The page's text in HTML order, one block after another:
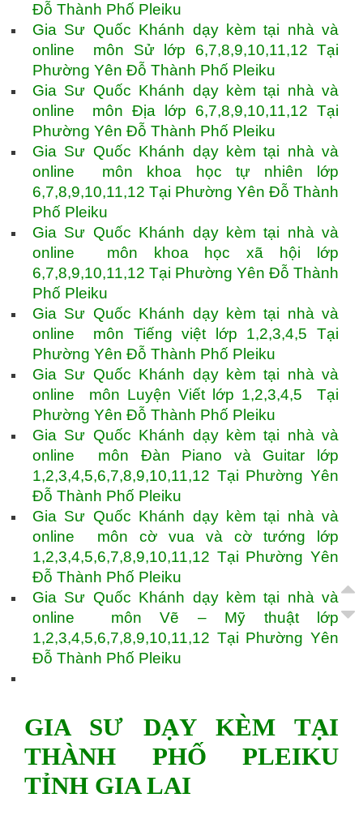
Đỗ Thành Phố Pleiku
Gia Sư Quốc Khánh dạy kèm tại nhà và
online môn Sử lớp 6,7,8,9,10,11,12 Tại
Phường Yên Đỗ Thành Phố Pleiku
Gia Sư Quốc Khánh dạy kèm tại nhà và
online môn Địa lớp 6,7,8,9,10,11,12 Tại
Phường Yên Đỗ Thành Phố Pleiku
Gia Sư Quốc Khánh dạy kèm tại nhà và
online môn khoa học tự nhiên lớp
6,7,8,9,10,11,12 Tại Phường Yên Đỗ Thành
Phố Pleiku
Gia Sư Quốc Khánh dạy kèm tại nhà và
online môn khoa học xã hội lớp
6,7,8,9,10,11,12 Tại Phường Yên Đỗ Thành
Phố Pleiku
Gia Sư Quốc Khánh dạy kèm tại nhà và
online môn Tiếng việt lớp 1,2,3,4,5 Tại
Phường Yên Đỗ Thành Phố Pleiku
Gia Sư Quốc Khánh dạy kèm tại nhà và
online môn Luyện Viết lớp 1,2,3,4,5 Tại
Phường Yên Đỗ Thành Phố Pleiku
Gia Sư Quốc Khánh dạy kèm tại nhà và
online môn Đàn Piano và Guitar lớp
1,2,3,4,5,6,7,8,9,10,11,12 Tại Phường Yên
Đỗ Thành Phố Pleiku
Gia Sư Quốc Khánh dạy kèm tại nhà và
online môn cờ vua và cờ tướng lớp
1,2,3,4,5,6,7,8,9,10,11,12 Tại Phường Yên
Đỗ Thành Phố Pleiku
Gia Sư Quốc Khánh dạy kèm tại nhà và
online môn Vẽ – Mỹ thuật lớp
1,2,3,4,5,6,7,8,9,10,11,12 Tại Phường Yên
Đỗ Thành Phố Pleiku
GIA SƯ DẠY KÈM TẠI
THÀNH PHỐ PLEIKU
TỈNH GIA LAI